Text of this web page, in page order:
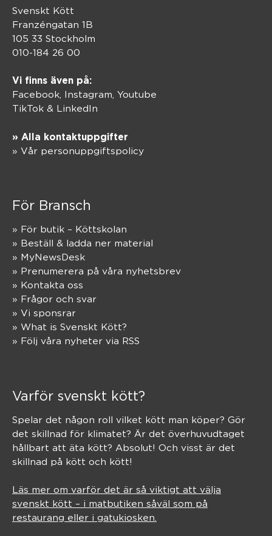
Svenskt Kött
Franzéngatan 1B
105 33 Stockholm
010-184 26 00
Vi finns även på:
Facebook, Instagram, Youtube
TikTok & LinkedIn
» Alla kontaktuppgifter
» Vår personuppgiftspolicy
För Bransch
» För butik – Köttskolan
» Beställ & ladda ner material
» MyNewsDesk
» Prenumerera på våra nyhetsbrev
» Kontakta oss
» Frågor och svar
» Vi sponsrar
» What is Svenskt Kött?
» Följ våra nyheter via RSS
Varför svenskt kött?
Spelar det någon roll vilket kött man köper? Gör
det skillnad för klimatet? Är det överhuvudtaget
hållbart att äta kött? Absolut! Och visst är det
skillnad på kött och kött!
Läs mer om varför det är så viktigt att välja
svenskt kött – i matbutiken såväl som på
restaurang eller i gatukiosken.